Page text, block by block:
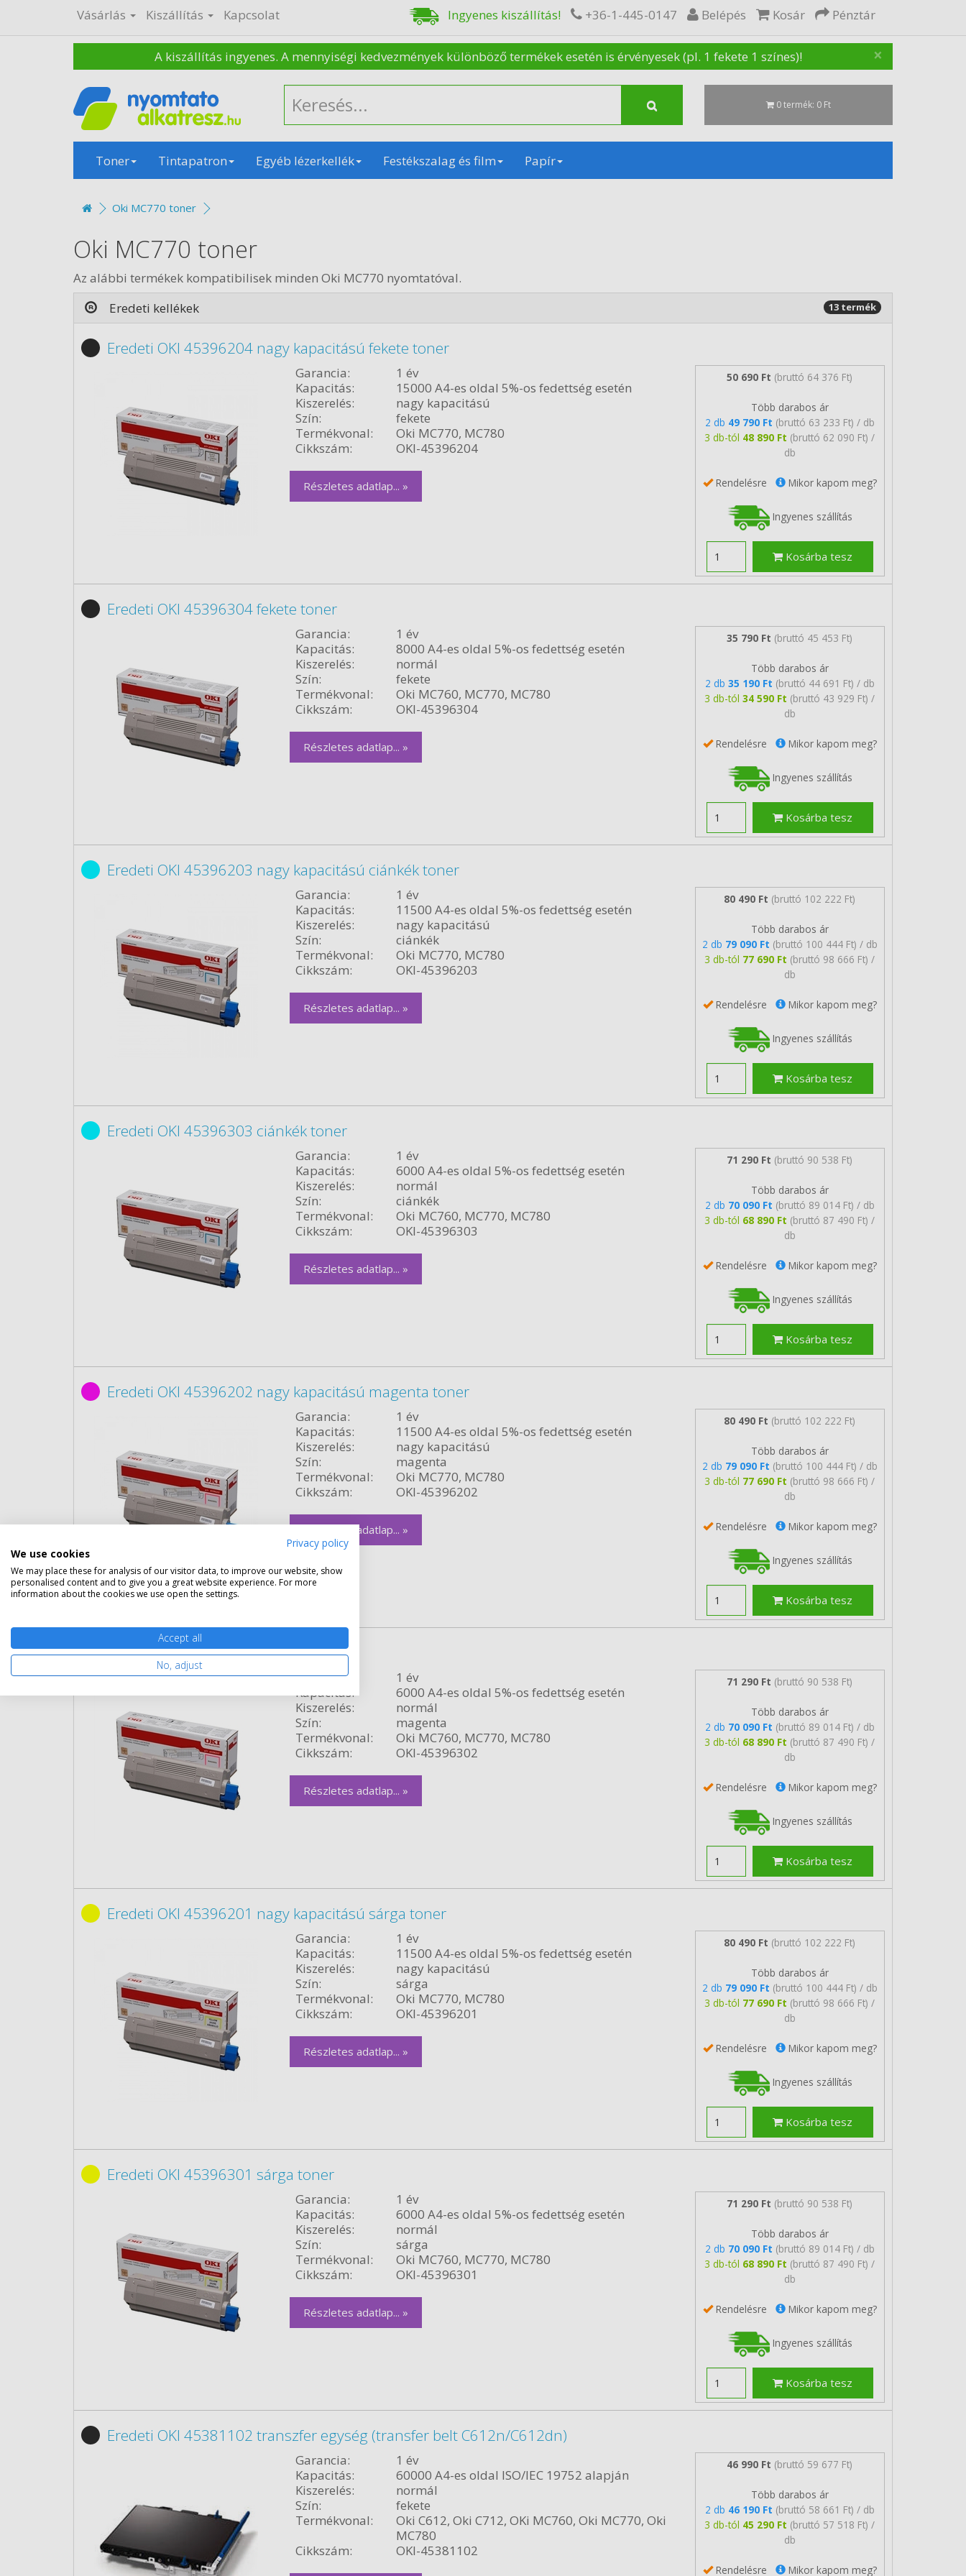
Vásárlás Kiszállítás Kapcsolat Ingyenes kiszállítás! +36-1-445-0147 Belépés Kosár Pénztár
×
A kiszállítás ingyenes. A mennyiségi kedvezmények különböző termékek esetén is érvényesek (pl. 1 fekete 1 színes)!
0 termék: 0 Ft
Toner Tintapatron Egyéb lézerkellék Festékszalag és film Papír
Oki MC770 toner
Oki MC770 toner
Az alábbi termékek kompatibilisek minden Oki MC770 nyomtatóval.
Eredeti kellékek
13 termék
Eredeti OKI 45396204 nagy kapacitású fekete toner
Garancia:
1 év
Kapacitás:
15000 A4-es oldal 5%-os fedettség esetén
Kiszerelés:
nagy kapacitású
Szín:
fekete
Termékvonal:
Oki MC770, MC780
Cikkszám:
OKI-45396204
Részletes adatlap... »
50 690 Ft (bruttó 64 376 Ft)
Több darabos ár
2 db 49 790 Ft (bruttó 63 233 Ft) / db
3 db-tól 48 890 Ft (bruttó 62 090 Ft) /
db
Rendelésre Mikor kapom meg?
Ingyenes szállítás
Kosárba tesz
Eredeti OKI 45396304 fekete toner
Garancia:
1 év
Kapacitás:
8000 A4-es oldal 5%-os fedettség esetén
Kiszerelés:
normál
Szín:
fekete
Termékvonal:
Oki MC760, MC770, MC780
Cikkszám:
OKI-45396304
Részletes adatlap... »
35 790 Ft (bruttó 45 453 Ft)
Több darabos ár
2 db 35 190 Ft (bruttó 44 691 Ft) / db
3 db-tól34 590 Ft (bruttó 43 929 Ft) /
db
Rendelésre Mikor kapom meg?
Ingyenes szállítás
Kosárba tesz
Eredeti OKI 45396203 nagy kapacitású ciánkék toner
Garancia:
1 év
Kapacitás:
11500 A4-es oldal 5%-os fedettség esetén
Kiszerelés:
nagy kapacitású
Szín:
ciánkék
Termékvonal:
Oki MC770, MC780
Cikkszám:
OKI-45396203
Részletes adatlap... »
80 490 Ft (bruttó 102 222 Ft)
Több darabos ár
2 db 79 090 Ft (bruttó 100 444 Ft) / db
3 db-tól 77 690 Ft (bruttó 98 666 Ft) /
db
Rendelésre Mikor kapom meg?
Ingyenes szállítás
Kosárba tesz
Eredeti OKI 45396303 ciánkék toner
Garancia:
1 év
Kapacitás:
6000 A4-es oldal 5%-os fedettség esetén
Kiszerelés:
normál
Szín:
ciánkék
Termékvonal:
Oki MC760, MC770, MC780
Cikkszám:
OKI-45396303
Részletes adatlap... »
71 290 Ft (bruttó 90 538 Ft)
Több darabos ár
2 db 70 090 Ft (bruttó 89 014 Ft) / db
3 db-tól 68 890 Ft (bruttó 87 490 Ft) /
db
Rendelésre Mikor kapom meg?
Ingyenes szállítás
Kosárba tesz
Eredeti OKI 45396202 nagy kapacitású magenta toner
Garancia:
1 év
Kapacitás:
11500 A4-es oldal 5%-os fedettség esetén
Kiszerelés:
nagy kapacitású
Szín:
magenta
Termékvonal:
Oki MC770, MC780
Cikkszám:
OKI-45396202
Részletes adatlap... »
80 490 Ft (bruttó 102 222 Ft)
Több darabos ár
2 db 79 090 Ft (bruttó 100 444 Ft) / db
3 db-tól 77 690 Ft (bruttó 98 666 Ft) /
db
Rendelésre Mikor kapom meg?
Ingyenes szállítás
Kosárba tesz
Eredeti OKI 45396302 magenta toner
Garancia:
1 év
Kapacitás:
6000 A4-es oldal 5%-os fedettség esetén
Kiszerelés:
normál
Szín:
magenta
Termékvonal:
Oki MC760, MC770, MC780
Cikkszám:
OKI-45396302
Részletes adatlap... »
71 290 Ft (bruttó 90 538 Ft)
Több darabos ár
2 db 70 090 Ft (bruttó 89 014 Ft) / db
3 db-tól 68 890 Ft (bruttó 87 490 Ft) /
db
Rendelésre Mikor kapom meg?
Ingyenes szállítás
Kosárba tesz
Eredeti OKI 45396201 nagy kapacitású sárga toner
Garancia:
1 év
Kapacitás:
11500 A4-es oldal 5%-os fedettség esetén
Kiszerelés:
nagy kapacitású
Szín:
sárga
Termékvonal:
Oki MC770, MC780
Cikkszám:
OKI-45396201
Részletes adatlap... »
80 490 Ft (bruttó 102 222 Ft)
Több darabos ár
2 db 79 090 Ft (bruttó 100 444 Ft) / db
3 db-tól 77 690 Ft (bruttó 98 666 Ft) /
db
Rendelésre Mikor kapom meg?
Ingyenes szállítás
Kosárba tesz
Eredeti OKI 45396301 sárga toner
Garancia:
1 év
Kapacitás:
6000 A4-es oldal 5%-os fedettség esetén
Kiszerelés:
normál
Szín:
sárga
Termékvonal:
Oki MC760, MC770, MC780
Cikkszám:
OKI-45396301
Részletes adatlap... »
71 290 Ft (bruttó 90 538 Ft)
Több darabos ár
2 db 70 090 Ft (bruttó 89 014 Ft) / db
3 db-tól 68 890 Ft (bruttó 87 490 Ft) /
db
Rendelésre Mikor kapom meg?
Ingyenes szállítás
Kosárba tesz
Eredeti OKI 45381102 transzfer egység (transfer belt C612n/C612dn)
Garancia:
1 év
Kapacitás:
60000 A4-es oldal ISO/IEC 19752 alapján
Kiszerelés:
normál
Szín:
fekete
Termékvonal:
Oki C612, Oki C712, OKi MC760, Oki MC770, Oki
MC780
Cikkszám:
OKI-45381102
46 990 Ft (bruttó 59 677 Ft)
Több darabos ár
2 db 46 190 Ft (bruttó 58 661 Ft) / db
3 db-tól 45 290 Ft (bruttó 57 518 Ft) /
db
Rendelésre Mikor kapom meg?
Privacy policy
We use cookies
We may place these for analysis of our visitor data, to improve our website, show
personalised content and to give you a great website experience. For more
information about the cookies we use open the settings.
Accept all
No, adjust